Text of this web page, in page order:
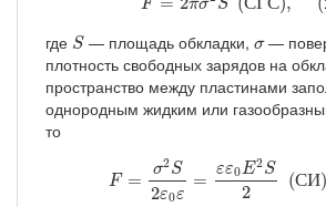
F πσ S
где S
S— площадь обкладки, σ
σ—
плотность свободных зарядов на
пространство между пластинами
однородным жидким или
то
F = σ2S
2ε0ε
=
εε0E2S
2
(СИ)
S2ε 0E2S